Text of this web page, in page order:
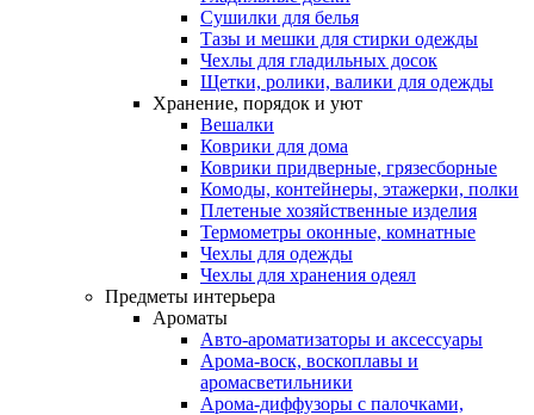
Сушилки для белья
Тазы и мешки для стирки одежды
Чехлы для гладильных досок
Щетки, ролики, валики для одежды
Хранение, порядок и уют
Вешалки
Коврики для дома
Коврики придверные, грязесборные
Комоды, контейнеры, этажерки, полки
Плетеные хозяйственные изделия
Термометры оконные, комнатные
Чехлы для одежды
Чехлы для хранения одеял
Предметы интерьера
Ароматы
Авто-ароматизаторы и аксессуары
Арома-воск, воскоплавы и
аромасветильники
Арома-диффузоры с палочками,